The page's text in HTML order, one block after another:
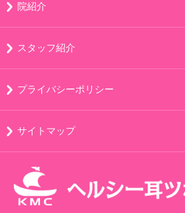
院紹介
スタッフ紹介
プライバシーポリシー
サイトマップ